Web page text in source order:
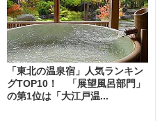
「東北の温泉宿」人気ランキン
グTOP10！ 「展望風呂部門」
の第1位は「大江戸温...